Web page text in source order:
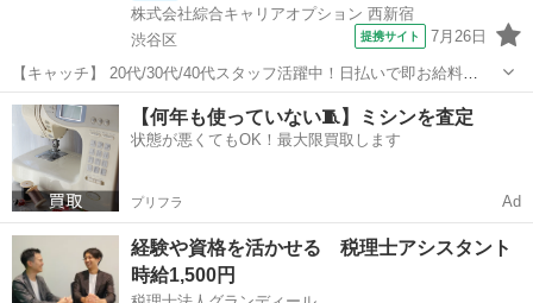
株式会社綜合キャリアオプション 西新宿
渋谷区
提携サイト 7月26日
【キャッチ】 20代/30代/40代スタッフ活躍中！日払いで即お給料
GET！履歴書＆来社は不要！自宅で完結WEB応募！高時給1750円！営
業事務/顧客問合せ対応！恵比寿駅エリア 【コメント】 ＼★☆大人気
のオフィスワーク案...
東京 渋谷区 その他
【何年も使っていない🧵】ミシンを査定
状態が悪くてもOK！最大限買取します
プリフラ Ad
経験や資格を活かせる 税理士アシスタント
時給1,500円